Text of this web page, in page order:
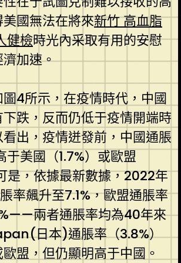
國無法在將來新竹 高血脂
健檢時光內采取有用的安慰
加速。
4所示，在疫情時代，中國
跌，反而仍低于疫情開端時
出，疫情迸發前，中國通脹
于美國（1.7%）或歐盟
是，依據最新數據，2022年
率飆升至7.1%，歐盟通脹率
兩者通脹率均為40年來
日本)通脹率（3.8%）
盟，但仍顯明高于中國。